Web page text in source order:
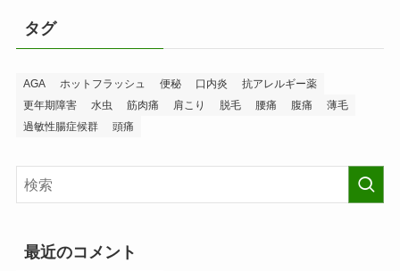
タグ
AGA ホットフラッシュ 便秘 口内炎
抗アレルギー薬
更年期障害
水虫 筋肉痛 肩こり 脱毛 腰痛 腹痛
薄毛
過敏性腸症候群
頭痛
最近のコメント